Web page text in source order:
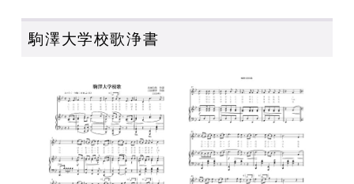
駒澤大学校歌浄書